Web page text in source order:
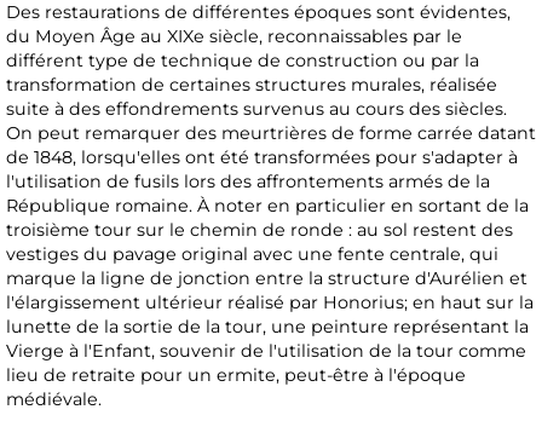
Des restaurations de différentes époques sont évidentes,
du Moyen Âge au XIXe siècle, reconnaissables par le
différent type de technique de construction ou par la
transformation de certaines structures murales, réalisée
suite à des effondrements survenus au cours des siècles.
On peut remarquer des meurtrières de forme carrée datant
de 1848, lorsqu'elles ont été transformées pour s'adapter à
l'utilisation de fusils lors des affrontements armés de la
République romaine. À noter en particulier en sortant de la
troisième tour sur le chemin de ronde : au sol restent des
vestiges du pavage original avec une fente centrale, qui
marque la ligne de jonction entre la structure d'Aurélien et
l'élargissement ultérieur réalisé par Honorius; en haut sur la
lunette de la sortie de la tour, une peinture représentant la
Vierge à l'Enfant, souvenir de l'utilisation de la tour comme
lieu de retraite pour un ermite, peut-être à l'époque
médiévale.